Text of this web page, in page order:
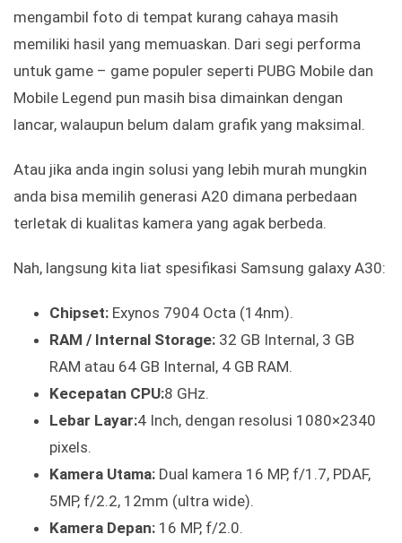
mengambil foto di tempat kurang cahaya masih
memiliki hasil yang memuaskan. Dari segi performa
untuk game – game populer seperti PUBG Mobile dan
Mobile Legend pun masih bisa dimainkan dengan
lancar, walaupun belum dalam grafik yang maksimal.
Atau jika anda ingin solusi yang lebih murah mungkin
anda bisa memilih generasi A20 dimana perbedaan
terletak di kualitas kamera yang agak berbeda.
Nah, langsung kita liat spesifikasi Samsung galaxy A30:
Chipset: Exynos 7904 Octa (14nm).
RAM / Internal Storage: 32 GB Internal, 3 GB
RAM atau 64 GB Internal, 4 GB RAM.
Kecepatan CPU:8 GHz.
Lebar Layar:4 Inch, dengan resolusi 1080×2340
pixels.
Kamera Utama: Dual kamera 16 MP, f/1.7, PDAF,
5MP, f/2.2, 12mm (ultra wide).
Kamera Depan: 16 MP, f/2.0.